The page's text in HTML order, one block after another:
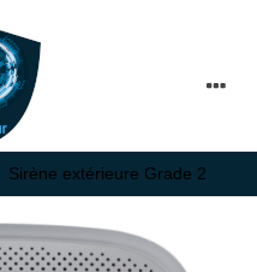
Sirène extérieure Grade 2